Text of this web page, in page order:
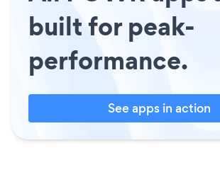
built for peak-
performance.
See apps in action